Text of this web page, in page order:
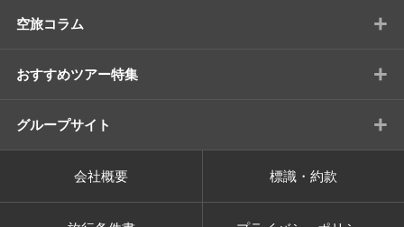
空旅コラム +
おすすめツアー特集 +
グループサイト +
会社概要 標識・約款